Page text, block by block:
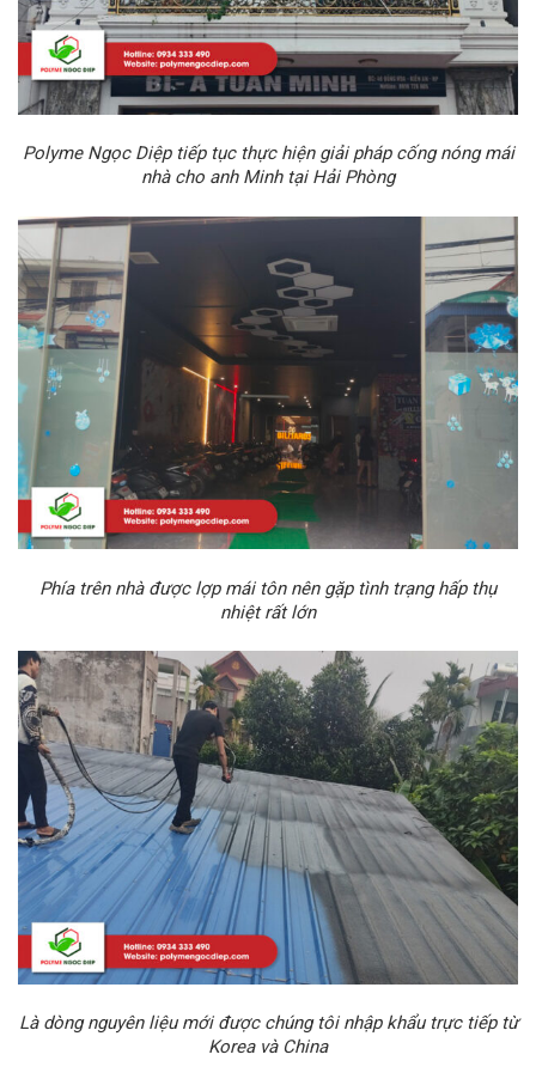
Polyme Ngọc Diệp tiếp tục thực hiện giải pháp cống nóng mái
nhà cho anh Minh tại Hải Phòng
Phía trên nhà được lợp mái tôn nên gặp tình trạng hấp thụ
nhiệt rất lớn
Là dòng nguyên liệu mới được chúng tôi nhập khẩu trực tiếp từ
Korea và China